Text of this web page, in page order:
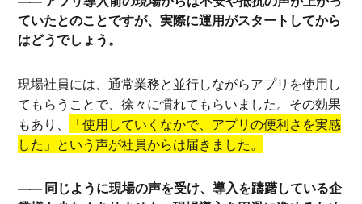
ていたとのことですが、実際に運用がスタートしてから
はどうでしょう。
現場社員には、通常業務と並行しながらアプリを使用し
てもらうことで、徐々に慣れてもらいました。その効果
もあり、
「使用していくなかで、アプリの便利さを実感
した」という声が社員からは届きました。
同じように現場の声を受け、導入を躊躇している企